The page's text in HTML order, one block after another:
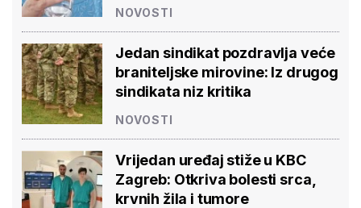
NOVOSTI
Jedan sindikat pozdravlja veće
braniteljske mirovine: Iz drugog
sindikata niz kritika
NOVOSTI
Vrijedan uređaj stiže u KBC
Zagreb: Otkriva bolesti srca,
krvnih žila i tumore